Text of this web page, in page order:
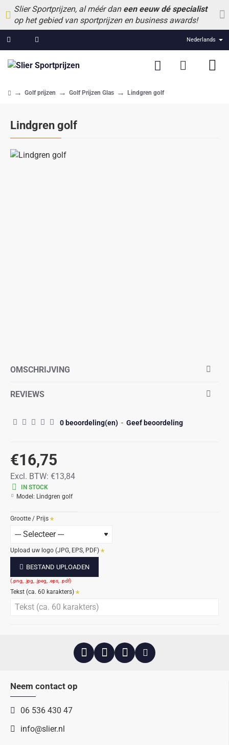
Slier Sportprijzen, al méér dan een eeuw dé specialist
op het gebied van sportprijzen en business awards!
Nederlands
Lindgren golf
Golf prijzen Golf Prijzen Glas Lindgren golf
OMSCHRIJVING
REVIEWS
0 beoordeling(en) - Geef beoordeling
€16,75
Excl. BTW: €13,84
IN STOCK
Model: Lindgren golf
Grootte / Prijs
Upload uw logo (JPG, EPS, PDF)
BESTAND UPLOADEN
Tekst (ca. 60 karakters)
Neem contact op
06 536 430 47
info@slier.nl